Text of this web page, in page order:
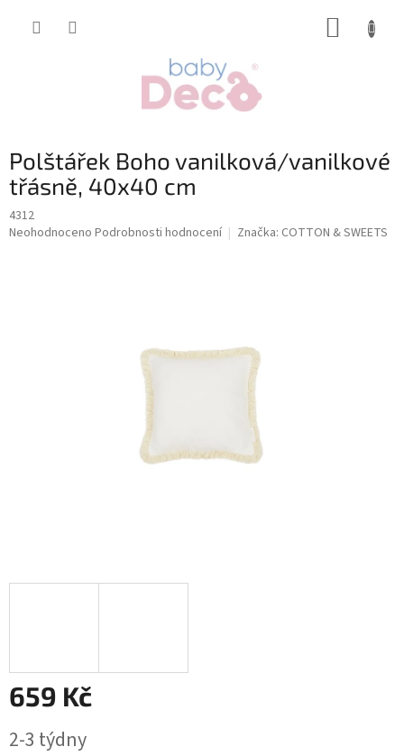
Polštářek Boho vanilková/vanilkové
třásně, 40x40 cm
4312
Průměrné
Neohodnoceno Podrobnosti hodnocení Značka: COTTON & SWEETS
659 Kč
cena:
2-3 týdny